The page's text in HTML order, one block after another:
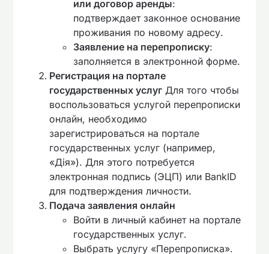
или договор аренды:
подтверждает законное основание
проживания по новому адресу.
Заявление на перепрописку:
заполняется в электронной форме.
Регистрация на портале
государственных услуг Для того чтобы
воспользоваться услугой перепрописки
онлайн, необходимо
зарегистрироваться на портале
государственных услуг (например,
«Дія»). Для этого потребуется
электронная подпись (ЭЦП) или BankID
для подтверждения личности.
Подача заявления онлайн
Войти в личный кабинет на портале
государственных услуг.
Выбрать услугу «Перепрописка».